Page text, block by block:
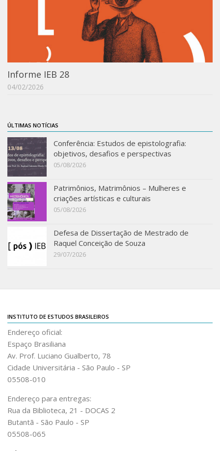
Hackathon e Edit-a-thon
Xilogoritmo
LABIEB
Sobre o LABIEB
Convenios
Eventos
Núcleos de Atividades
Notícias
Últimas notícias
Acadêmico
Graduação
Acervo
Almanack Braziliense
Cadernos do IEB
Catálogos
Estudos Brasileiros
Informe IEB
Livros publicados
MarioScriptor
Informe IEB 28
04/02/2026
ÚLTIMAS NOTÍCIAS
Conferência: Estudos de epistolografia:
objetivos, desafios e perspectivas
05/08/2026
Patrimônios, Matrimônios – Mulheres e
criações artísticas e culturais
05/08/2026
Defesa de Dissertação de Mestrado de
Raquel Conceição de Souza
29/07/2026
INSTITUTO DE ESTUDOS BRASILEIROS
Endereço oficial:
Espaço Brasiliana
Av. Prof. Luciano Gualberto, 78
Cidade Universitária - São Paulo - SP
05508-010
Endereço para entregas:
Rua da Biblioteca, 21 - DOCAS 2
Butantã - São Paulo - SP
05508-065